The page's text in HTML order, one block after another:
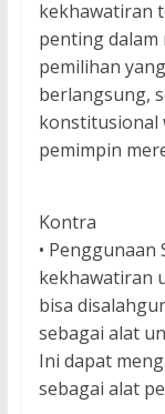
kekhawatiran
penting dalam
pemilihan
berlangsung,
konstitusional
pemimpin
Kontra
• Penggunaan
kekhawatiran
bisa
sebagai alat
Ini dapat
sebagai alat